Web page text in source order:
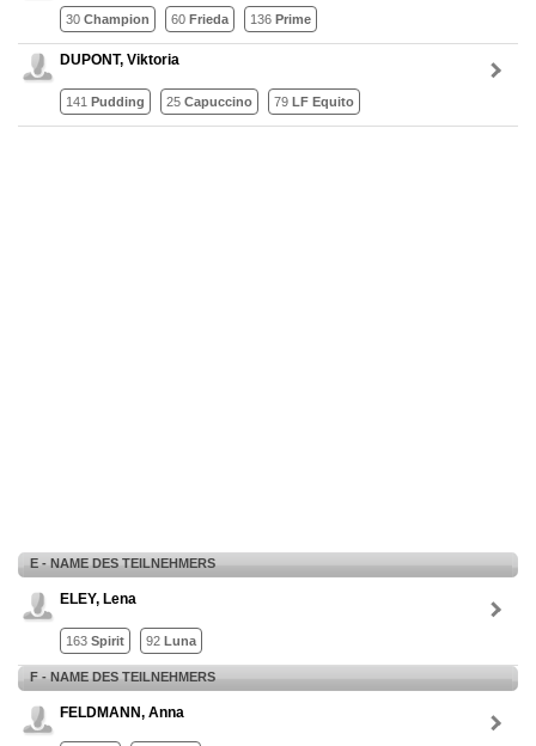
30 Champion 60 Frieda 136 Prime
DUPONT, Viktoria
141 Pudding 25 Capuccino 79 LF Equito
E - NAME DES TEILNEHMERS
ELEY, Lena
163 Spirit 92 Luna
F - NAME DES TEILNEHMERS
FELDMANN, Anna